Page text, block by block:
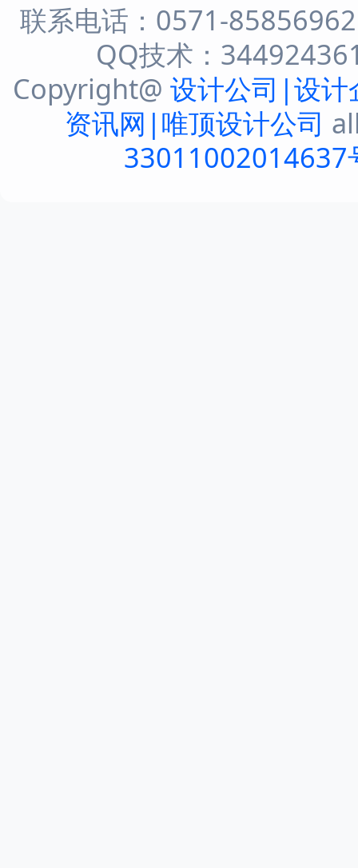
联系电话：0571-
QQ技术：
Copyright@ 设计公司|设计
资讯网|唯顶设计公司
33011002014637